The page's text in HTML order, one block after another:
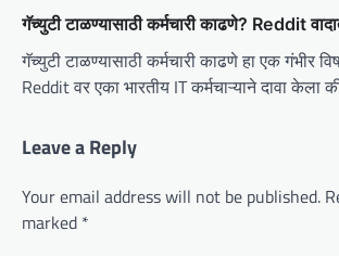
गॅच्युटी टाळण्यासाठी कर्मचारी काढणे? Reddit
गॅच्युटी टाळण्यासाठी कर्मचारी काढणे हा एक गंभीर
Reddit वर एका भारतीय IT कर्मचाऱ्याने दावा केला
Leave a Reply
Your email address will not be published.
marked *